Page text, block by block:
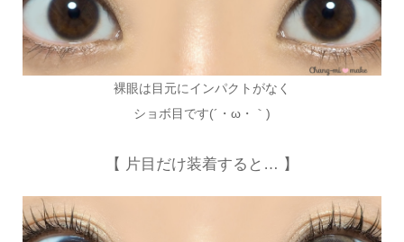
裸眼は目元にインパクトがなく
ショボ目です(´・ω・｀)
【 片目だけ装着すると… 】